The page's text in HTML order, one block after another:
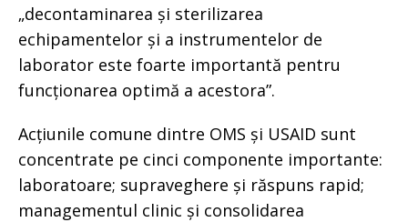
„decontaminarea și sterilizarea
echipamentelor și a instrumentelor de
laborator este foarte importantă pentru
funcționarea optimă a acestora”.
Acțiunile comune dintre OMS și USAID sunt
concentrate pe cinci componente importante:
laboratoare; supraveghere și răspuns rapid;
managementul clinic și consolidarea